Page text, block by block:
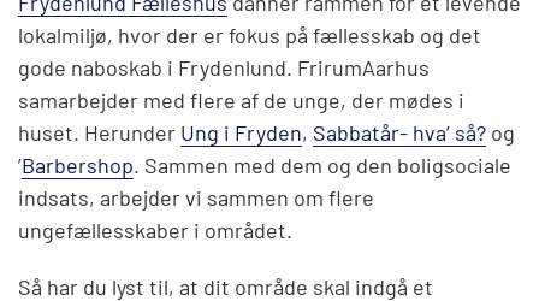
lokalmiljø, hvor der er fokus på fællesskab og det
gode naboskab i Frydenlund. FrirumAarhus
samarbejder med flere af de unge, der mødes i
huset. Herunder Ung i Fryden, Sabbatår- hva’ så? og
’Barbershop. Sammen med dem og den boligsociale
indsats, arbejder vi sammen om flere
ungefællesskaber i området.
Så har du lyst til, at dit område skal indgå et